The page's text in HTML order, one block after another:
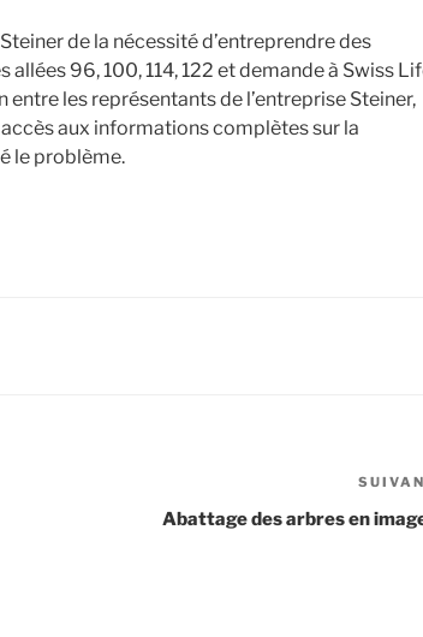
de la nécessité d’entreprendre des
96, 100, 114, 122 et demande à Swiss
les représentants de l’entreprise Steiner,
aux informations complètes sur la
le problème.
Abattage des arbres en